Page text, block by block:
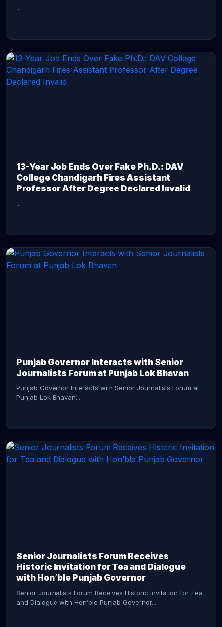
...
13-Year Job Ends Over Fake Ph.D.: DAV
College Chandigarh Fires Assistant
Professor After Degree Declared Invalid
...
Punjab Governor Interacts with Senior
Journalists Forum at Punjab Lok Bhavan
Punjab Governor Interacts with Senior Journalists Forum at
Punjab Lok Bhavan...
Senior Journalists Forum Receives
Historic Invitation for Tea and Dialogue
with Hon’ble Punjab Governor
Senior Journalists Forum Receives Historic Invitation for Tea
and Dialogue with Hon’ble Punjab Governor...